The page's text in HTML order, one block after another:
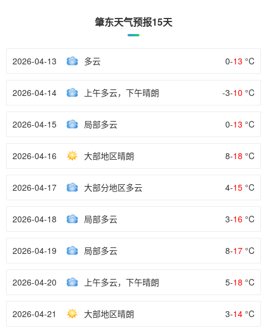
肇东天气预报15天
2026-04-13 多云 0-13 °C
2026-04-14 上午多云，下午晴朗 -3-10 °C
2026-04-15 局部多云 0-13 °C
2026-04-16 大部地区晴朗 8-18 °C
2026-04-17 大部分地区多云 4-15 °C
2026-04-18 局部多云 3-16 °C
2026-04-19 局部多云 8-17 °C
2026-04-20 上午多云，下午晴朗 5-18 °C
2026-04-21 大部地区晴朗 3-14 °C